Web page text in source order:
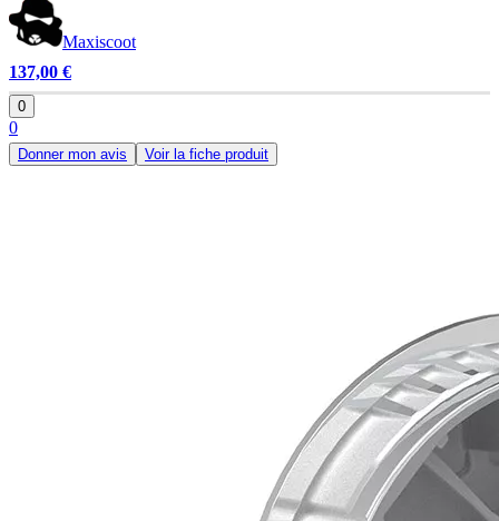
Maxiscoot
137,00 €
0
0
Donner mon avis Voir la fiche produit